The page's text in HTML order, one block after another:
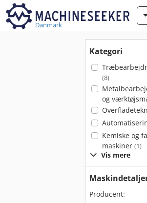
Danmark
Kategori
(8)
og
Kemiske og
maskiner (1)
Vis mere
Producent: